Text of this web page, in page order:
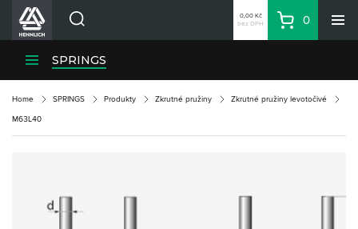
Divize HENNLICH
Blog
Kontakty
0,00 Kč
bez DPH
Košík
0
SPRINGS
Home SPRINGS Produkty Zkrutné pružiny Zkrutné pružiny levotočivé
M63L40